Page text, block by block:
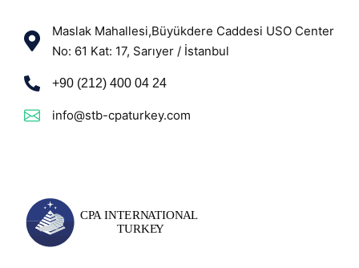
Maslak Mahallesi,Büyükdere Caddesi USO Center
No: 61 Kat: 17, Sarıyer / İstanbul
+90 (212) 400 04 24
info@stb-cpaturkey.com